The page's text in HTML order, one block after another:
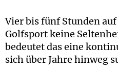
Vier bis fünf Stunden
Golfsport keine
bedeutet das eine
sich über Jahre hinweg